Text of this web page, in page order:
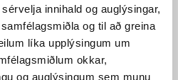
innihald og auglýsingar,
og til að greina
líka upplýsingum um
okkar,
og auglýsingum sem munu